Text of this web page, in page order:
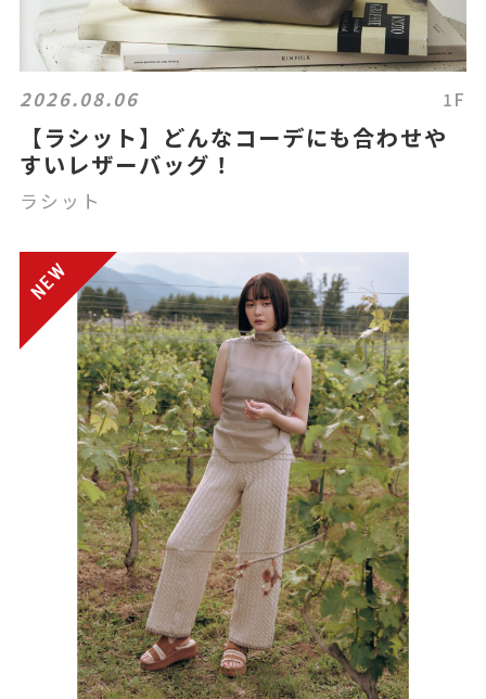
2026.08.06 1F
【ラシット】どんなコーデにも合わせや
すいレザーバッグ！
ラシット